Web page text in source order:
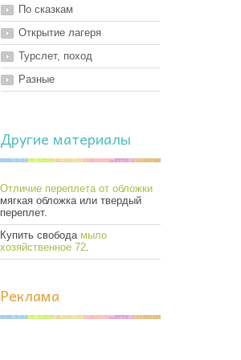
По сказкам
Открытие лагеря
Турслет, поход
Разные
Другие материалы
Отличие переплета от обложки
мягкая обложка или твердый
переплет.
Купить свобода мыло
хозяйственное 72.
Реклама